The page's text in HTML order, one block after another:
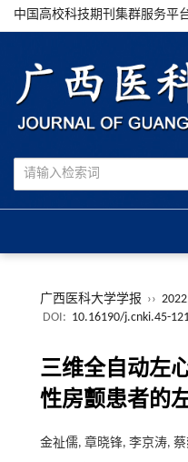
中国高校科技期刊集群服务平
广西医科大学学报 ››
DOI: 10.16190/j.cnki.45-
三维全自动左
性房颤患者的
金祉儒, 章晓锋, 李京涛,